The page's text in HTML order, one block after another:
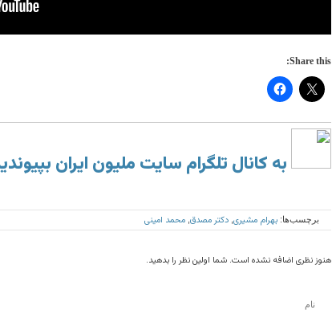
Share this:
به کانال تلگرام سایت ملیون ایران
برچسب‌ها: بهرام مشیری دکتر مصدق محمد امینی
هنوز نظری اضافه نشده است. شما اولین نظر را بدهید.